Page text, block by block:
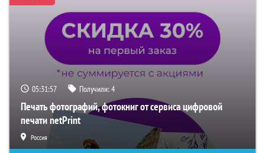
05:31:56 Получили:4
Печать фотографий, фотокниг от сервиса цифровой
печати netPrint
Россия